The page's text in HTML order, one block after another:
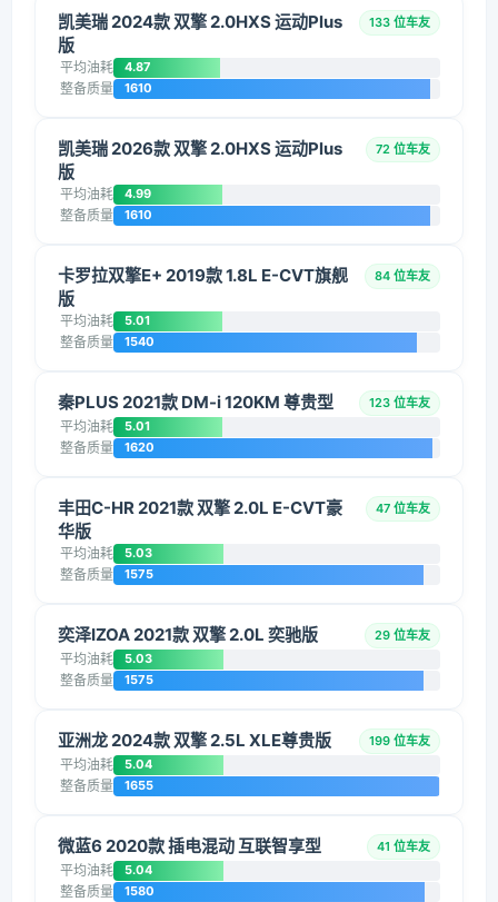
凯美瑞 2024款 双擎 2.0HXS 运动Plus
版
133 位车友
平均油耗 4.87
整备质量 1610
凯美瑞 2026款 双擎 2.0HXS 运动Plus
版
72 位车友
平均油耗 4.99
整备质量 1610
卡罗拉双擎E+ 2019款 1.8L E-CVT旗舰
版
84 位车友
平均油耗 5.01
整备质量 1540
秦PLUS 2021款 DM-i 120KM 尊贵型 123 位车友
平均油耗 5.01
整备质量 1620
丰田C-HR 2021款 双擎 2.0L E-CVT豪
华版
47 位车友
平均油耗 5.03
整备质量 1575
奕泽IZOA 2021款 双擎 2.0L 奕驰版 29 位车友
平均油耗 5.03
整备质量 1575
亚洲龙 2024款 双擎 2.5L XLE尊贵版 199 位车友
平均油耗 5.04
整备质量 1655
微蓝6 2020款 插电混动 互联智享型 41 位车友
平均油耗 5.04
整备质量 1580